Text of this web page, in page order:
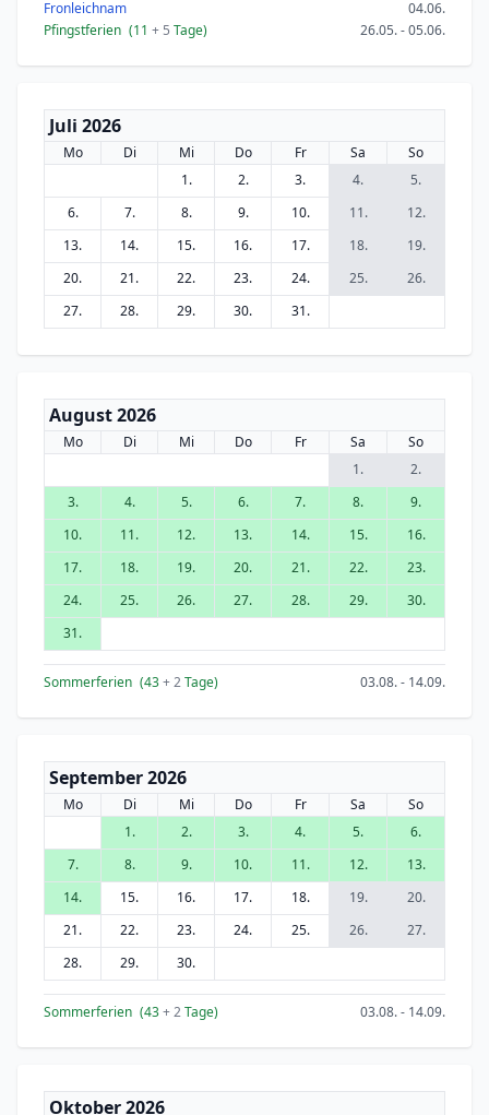
Fronleichnam
04.06.
Pfingstferien (11 + 5 Tage) 26.05. - 05.06.
Juli 2026
Mo Di Mi Do Fr Sa
So
1.
2. 3. 4.
5.
6.
7. 8. 9. 10. 11.
12.
13.
14. 15. 16. 17. 18.
19.
20.
21. 22. 23. 24. 25.
26.
27.
28. 29. 30. 31.
August 2026
Mo Di Mi Do Fr Sa
So
1.
2.
3.
4. 5. 6. 7. 8.
9.
10.
11. 12. 13. 14. 15.
16.
17.
18. 19. 20. 21. 22.
23.
24.
25. 26. 27. 28. 29.
30.
31.
Sommerferien (43+ 2Tage) 03.08. - 14.09.
September 2026
Mo Di Mi Do Fr Sa
So
1.
2. 3. 4. 5.
6.
7.
8. 9. 10. 11. 12.
13.
14.
15. 16. 17. 18. 19.
20.
21.
22. 23. 24. 25. 26.
27.
28.
29. 30.
Sommerferien (43+ 2Tage) 03.08. - 14.09.
Oktober 2026